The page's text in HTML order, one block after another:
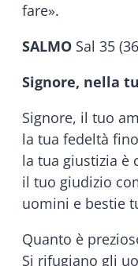
fare».
SALMO Sal 35
Signore, nella
Signore, il tuo
la tua fedeltà
la tua giustizia è
il tuo giudizio
uomini e bestie
Quanto è
Si rifugiano gli